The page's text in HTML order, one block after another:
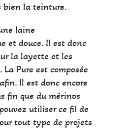
bien la teinture.
laine
et douce. Il est donc
la layette et les
Pure est composée
Il est donc encore
fin que du mérinos
utiliser ce fil de
tout type de projets